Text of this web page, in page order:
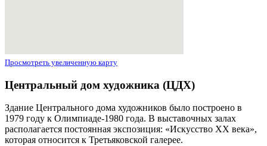
Просмотреть увеличенную карту
Центральный дом художника (ЦДХ)
Здание Центрального дома художников было построено в
1979 году к Олимпиаде-1980 года. В выставочных залах
располагается постоянная экспозиция: «Искусство XX века»,
которая относится к Третьяковской галерее.